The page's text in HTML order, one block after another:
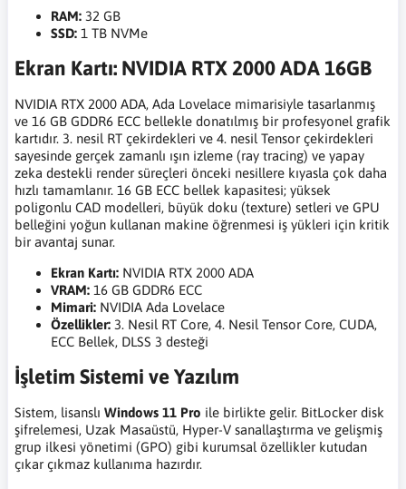
RAM: 32 GB
SSD: 1 TB NVMe
Ekran Kartı: NVIDIA RTX 2000 ADA 16GB
NVIDIA RTX 2000 ADA, Ada Lovelace mimarisiyle tasarlanmış
ve 16 GB GDDR6 ECC bellekle donatılmış bir profesyonel grafik
kartıdır. 3. nesil RT çekirdekleri ve 4. nesil Tensor çekirdekleri
sayesinde gerçek zamanlı ışın izleme (ray tracing) ve yapay
zeka destekli render süreçleri önceki nesillere kıyasla çok daha
hızlı tamamlanır. 16 GB ECC bellek kapasitesi; yüksek
poligonlu CAD modelleri, büyük doku (texture) setleri ve GPU
belleğini yoğun kullanan makine öğrenmesi iş yükleri için kritik
bir avantaj sunar.
Ekran Kartı: NVIDIA RTX 2000 ADA
VRAM: 16 GB GDDR6 ECC
Mimari: NVIDIA Ada Lovelace
Özellikler: 3. Nesil RT Core, 4. Nesil Tensor Core, CUDA,
ECC Bellek, DLSS 3 desteği
İşletim Sistemi ve Yazılım
Sistem, lisanslı Windows 11 Pro ile birlikte gelir. BitLocker disk
şifrelemesi, Uzak Masaüstü, Hyper-V sanallaştırma ve gelişmiş
grup ilkesi yönetimi (GPO) gibi kurumsal özellikler kutudan
çıkar çıkmaz kullanıma hazırdır.